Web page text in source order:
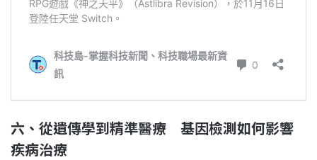
六、從遺傳學到精準醫療 基因檢測如何影響
疾病治療